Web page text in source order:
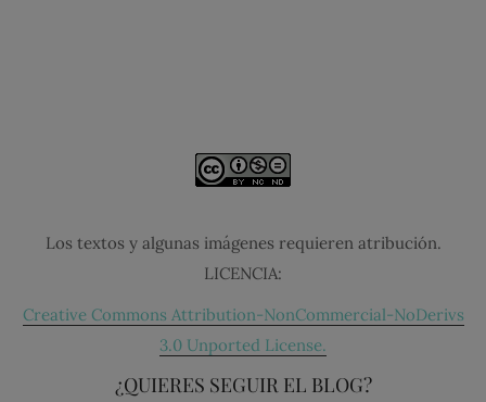
Los textos y algunas imágenes requieren atribución.
LICENCIA:
Creative Commons Attribution-NonCommercial-NoDerivs
3.0 Unported License.
¿QUIERES SEGUIR EL BLOG?